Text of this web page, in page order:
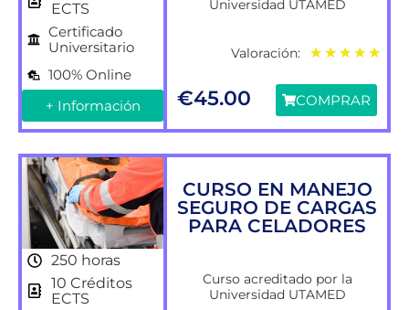
ECTS
Certificado
Universitario
100% Online
+ Información
Universidad UTAMED
Valoración: ★ ★ ★ ★ ★
€45.00 COMPRAR
250 horas
10 Créditos
ECTS
CURSO EN MANEJO
SEGURO DE CARGAS
PARA CELADORES
Curso acreditado por la
Universidad UTAMED